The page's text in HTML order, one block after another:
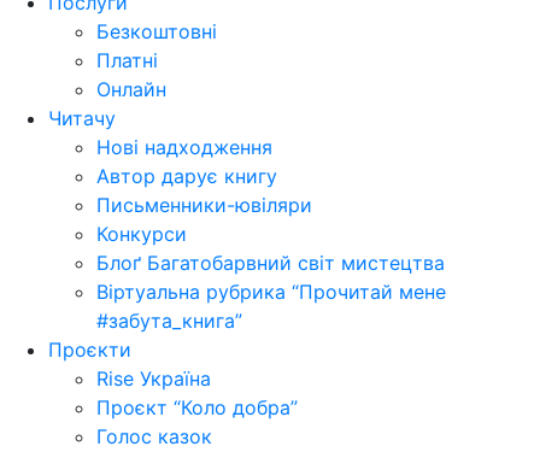
Безкоштовні
Платні
Онлайн
Читачу
Нові надходження
Автор дарує книгу
Письменники-ювіляри
Конкурси
Блоґ Багатобарвний світ мистецтва
Віртуальна рубрика “Прочитай мене
#забута_книга”
Проєкти
Rise Україна
Проєкт “Коло добра”
Голос казок